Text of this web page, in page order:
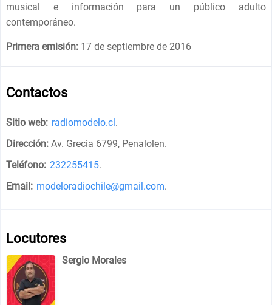
musical e información para un público adulto
contemporáneo.
Primera emisión: 17 de septiembre de 2016
Contactos
Sitio web: radiomodelo.cl.
Dirección: Av. Grecia 6799, Penalolen.
Teléfono: 232255415.
Email: modeloradiochile@gmail.com.
Locutores
Sergio Morales